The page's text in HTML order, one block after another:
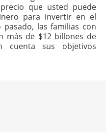
que usted puede
para invertir en el
las familias con
más de $12 billones de
cuenta sus objetivos